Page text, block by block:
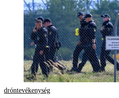
dróntevékenység